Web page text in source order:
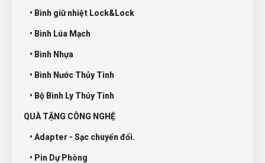
• Bình giữ nhiệt Lock&Lock
• Bình Lúa Mạch
• Bình Nhựa
• Bình Nước Thủy Tinh
• Bộ Bình Ly Thủy Tinh
QUÀ TẶNG CÔNG NGHỆ
• Adapter - Sạc chuyển đổi.
• Pin Dự Phòng